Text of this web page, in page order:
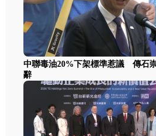
中聯毒油20%下架標準惹議 傳石
辭